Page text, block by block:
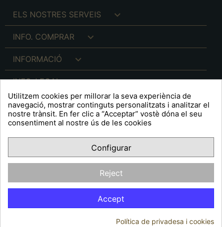
ELS NOSTRES SERVEIS 
INFO. COMPRAR 
INFORMACIÓ 
INFO. LEGAL 
A R T S F I T É
FacebookYouTubePinterest
OPINIONS CLIENTS
Utilitzem cookies per millorar la seva experiència de
navegació, mostrar continguts personalitzats i analitzar el
nostre trànsit. En fer clic a “Acceptar” vostè dóna el seu
consentiment al nostre ús de les cookies
Configurar
Reject
Accept
Política de privadesa i cookies